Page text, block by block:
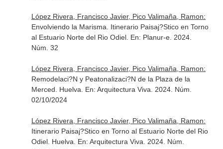
López Rivera, Francisco Javier, Pico Valimaña, Ramon:
Envolviendo la Marisma. Itinerario Paisaj?Stico en Torno
al Estuario Norte del Rio Odiel. En: Planur-e. 2024.
Núm. 32
López Rivera, Francisco Javier, Pico Valimaña, Ramon:
Remodelaci?N y Peatonalizaci?N de la Plaza de la
Merced. Huelva. En: Arquitectura Viva . 2024. Núm.
02/10/2024
López Rivera, Francisco Javier, Pico Valimaña, Ramon:
Itinerario Paisaj?Stico en Torno al Estuario Norte del Rio
Odiel. Huelva. En: Arquitectura Viva . 2024. Núm.